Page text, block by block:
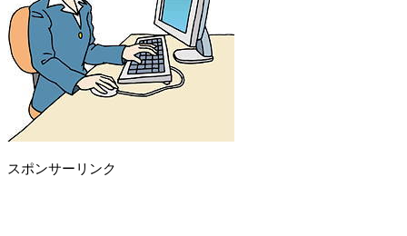
スポンサーリンク